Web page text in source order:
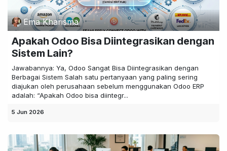
Ema Kharisma
Apakah Odoo Bisa Diintegrasikan dengan
Sistem Lain?
Jawabannya: Ya, Odoo Sangat Bisa Diintegrasikan dengan
Berbagai Sistem Salah satu pertanyaan yang paling sering
diajukan oleh perusahaan sebelum menggunakan Odoo ERP
adalah: “Apakah Odoo bisa diintegr...
5 Jun 2026